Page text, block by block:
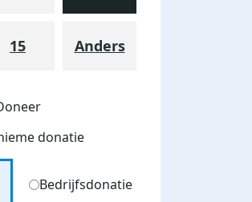
2019
15 Anders
donatie
Bedrijfsdonatie